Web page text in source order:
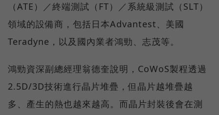
（ATE）／終端測試（FT）／系統級測試（SLT）
領域的設備商，包括日本Advantest、美國
Teradyne，以及國內業者鴻勁、志茂等。
鴻勁資深副總經理翁德奎說明，CoWoS製程透過
2.5D/3D技術進行晶片堆疊，但晶片越堆疊越
多、產生的熱也越來越高。而晶片封裝後會在測